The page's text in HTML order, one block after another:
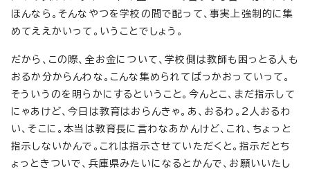
ほんなら。そんなやつを学校の間で配って、事実上強制的に集
めてええかいって。いうことでしょう。
だから、この際、全お金について、学校側は教師も困っとる人も
おるか分からんわな。こんな集められてばっかおっていって。
そういうのを明らかにするということ。今んとこ、まだ指示して
にゃあけど、今日は教育はおらんきゃ。あ、おるわ。2人おるわ
い、そこに。本当は教育長に言わなあかんけど、これ、ちょっと
指示しないかんで。これは指示させていただくと。指示だとち
ょっときついで、兵庫県みたいになるとかんで、お願いいたし